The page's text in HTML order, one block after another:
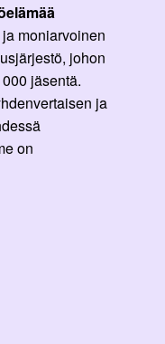
moniarvoinen
johon
jäsentä.
ja
on